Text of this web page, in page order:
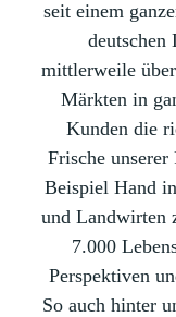
seit einem
deutschen
mittlerweile
Märkten in
Kunden die
Frische
Beispiel Hand
und Landwirten
7.000
Perspektiven
So auch hinter